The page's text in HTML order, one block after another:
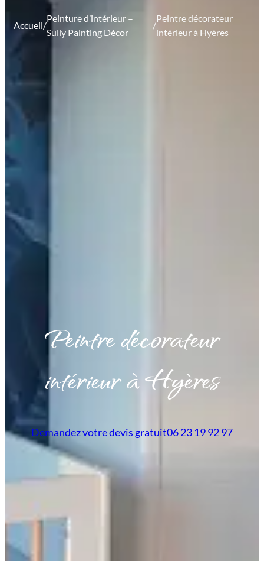
Accueil/
Peinture d’intérieur –
Sully Painting Décor
/
Peintre décorateur
intérieur à Hyères
Peintre décorateur
intérieur à Hyères
Demandez votre devis gratuit06 23 19 92 97